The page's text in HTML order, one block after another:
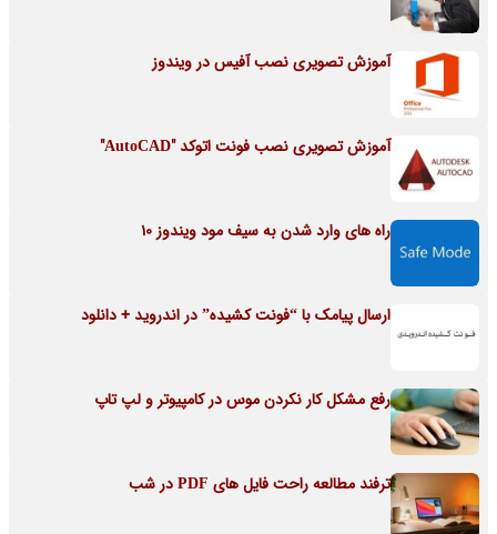
آموزش تصویری نصب آفیس در ویندوز
آموزش تصویری نصب فونت اتوکد "AutoCAD"
راه های وارد شدن به سیف مود ویندوز 10
ارسال پیامک با “فونت کشیده” در اندروید + دانلود
رفع مشکل کار نکردن موس در کامپیوتر و لپ تاپ
ترفند مطالعه راحت فایل های PDF در شب